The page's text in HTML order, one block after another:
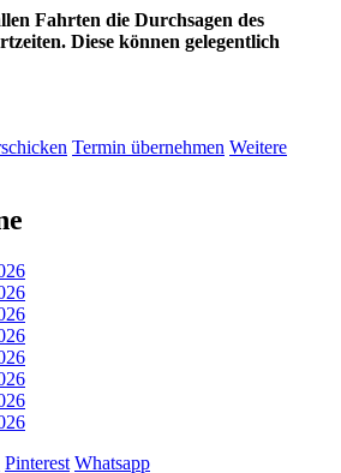
Fahrten die Durchsagen des
Diese können gelegentlich
Termin übernehmen Weitere
Pinterest Whatsapp